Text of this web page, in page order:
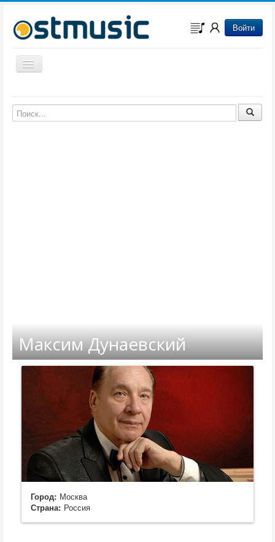
Войти
Включить/выключить навигацию
Музыка из мультфильмов
Музыка из сериалов
Максим Дунаевский
Город: Москва
Страна: Россия